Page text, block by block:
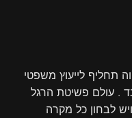
תחליף לייעוץ משפטי
. עולם פשיטת הרגל
לבחון כל מקרה